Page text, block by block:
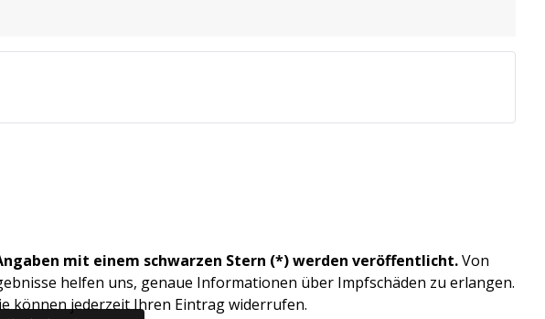
mit einem schwarzen Stern (*) werden veröffentlicht.Von
helfen uns, genaue Informationen über Impfschäden zu erlangen.
können jederzeit Ihren Eintrag widerrufen.